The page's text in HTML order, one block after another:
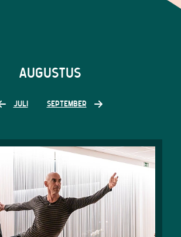
JULI
AUGUSTUS
SEPTEMBER